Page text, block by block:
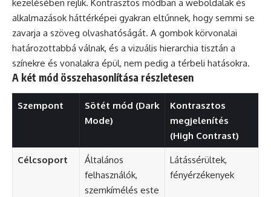
kezelésében rejlik. Kontrasztos módban a weboldalak és
alkalmazások háttérképei gyakran eltűnnek, hogy semmi se
zavarja a szöveg olvashatóságát. A gombok körvonalai
határozottabbá válnak, és a vizuális hierarchia tisztán a
színekre és vonalakra épül, nem pedig a térbeli hatásokra.
A két mód összehasonlítása részletesen
Szempont
Sötét mód (Dark
Mode)
Kontrasztos
megjelenítés
(High Contrast)
Célcsoport
Általános
felhasználók,
szemkímélés este
Látássérültek,
fényérzékenyek